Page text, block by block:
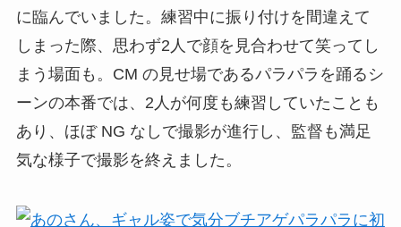
に臨んでいました。練習中に振り付けを間違えて
しまった際、思わず2人で顔を見合わせて笑ってし
まう場面も。CM の見せ場であるパラパラを踊るシ
ーンの本番では、2人が何度も練習していたことも
あり、ほぼ NG なしで撮影が進行し、監督も満足
気な様子で撮影を終えました。